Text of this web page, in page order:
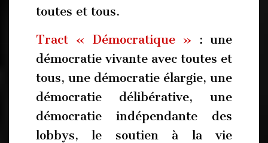
toutes et tous.
Tract « Démocratique » : une
démocratie vivante avec toutes et
tous, une démocratie élargie, une
démocratie délibérative, une
démocratie indépendante des
lobbys, le soutien à la vie